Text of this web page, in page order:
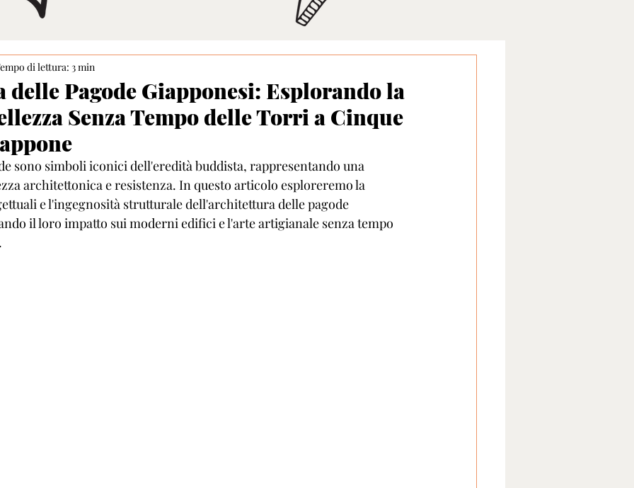
Pagode Giapponesi: Esplorando la
Senza Tempo delle Torri a Cinque
di lettura: 3 min
sono simboli iconici dell'eredità buddista, rappresentando una
architettonica e resistenza. In questo articolo esploreremo la
e l'ingegnosità strutturale dell'architettura delle pagode
il loro impatto sui moderni edifici e l'arte artigianale senza tempo